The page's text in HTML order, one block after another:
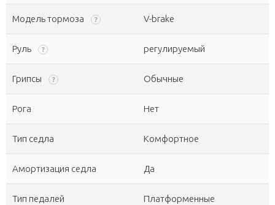
Модель тормоза ? V-brake
Руль ? регулируемый
Грипсы ? Обычные
Рога Нет
Тип седла Комфортное
Амортизация седла Да
Тип педалей Платформенные